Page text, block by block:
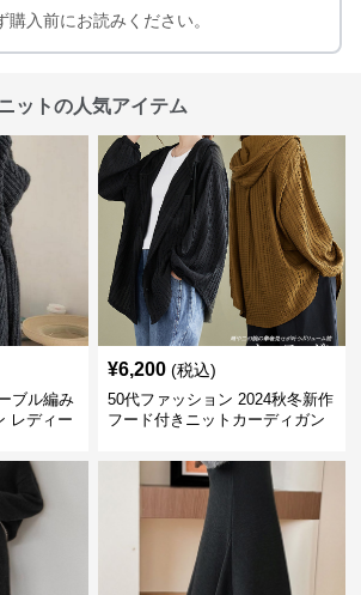
購入前にお読みください。
ットの人気アイテム
ブル編み
レディー
¥6,200 (税込)
50代ファッション 2024秋冬新作
フード付きニットカーディガン